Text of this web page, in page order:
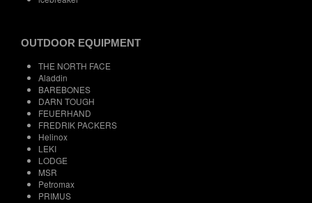
OUTDOOR EQUIPMENT
THE NORTH FACE
Aladdin
BAREBONES
DARN TOUGH
FEUERHAND
FREDRIK PACKERS
Helinox
LEKI
LODGE
MSR
Petromax
PRIMUS